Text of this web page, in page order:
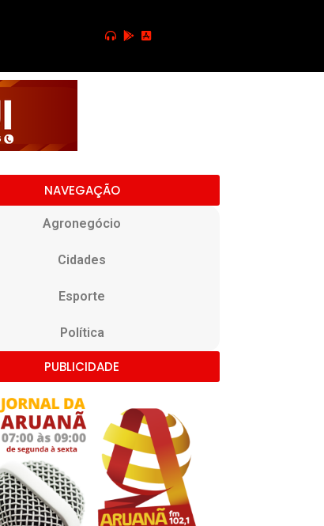
NAVEGAÇÃO
Agronegócio
Cidades
Esporte
Política
PUBLICIDADE